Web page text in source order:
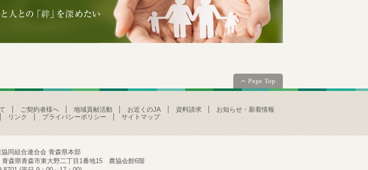
ご契約者様へ 地域貢献活動 お近くのJA 資料請求
お知らせ・新着情報
リンク プライバシーポリシー サイトマップ
同組合連合会 青森県本部
森県青森市東大野二丁目1番地15 農協会館6階